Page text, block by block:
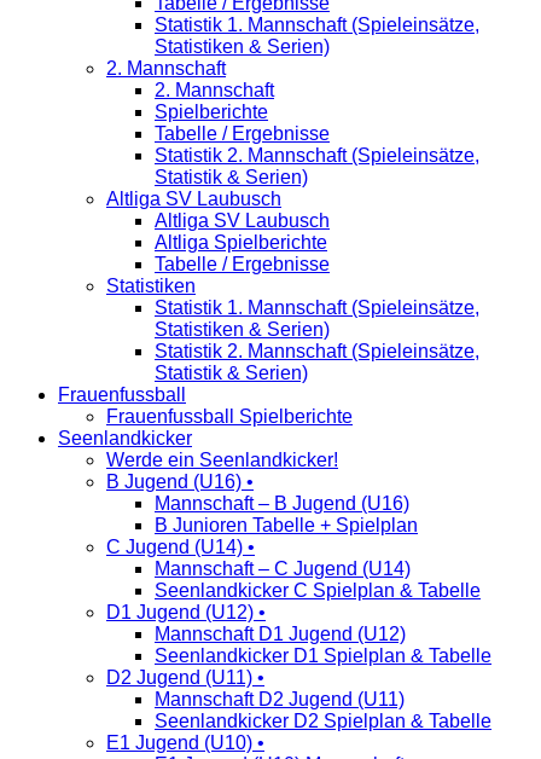
Statistik 1. Mannschaft (Spieleinsätze,
Statistiken & Serien)
2. Mannschaft
2. Mannschaft
Spielberichte
Tabelle / Ergebnisse
Statistik 2. Mannschaft (Spieleinsätze,
Statistik & Serien)
Altliga SV Laubusch
Altliga SV Laubusch
Altliga Spielberichte
Tabelle / Ergebnisse
Statistiken
Statistik 1. Mannschaft (Spieleinsätze,
Statistiken & Serien)
Statistik 2. Mannschaft (Spieleinsätze,
Statistik & Serien)
Frauenfussball
Frauenfussball Spielberichte
Seenlandkicker
Werde ein Seenlandkicker!
B Jugend (U16) •
Mannschaft – B Jugend (U16)
B Junioren Tabelle + Spielplan
C Jugend (U14) •
Mannschaft – C Jugend (U14)
Seenlandkicker C Spielplan & Tabelle
D1 Jugend (U12) •
Mannschaft D1 Jugend (U12)
Seenlandkicker D1 Spielplan & Tabelle
D2 Jugend (U11) •
Mannschaft D2 Jugend (U11)
Seenlandkicker D2 Spielplan & Tabelle
E1 Jugend (U10) •